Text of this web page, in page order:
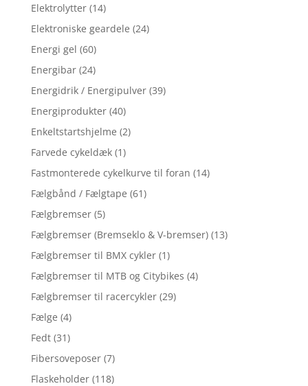
Elektrolytter (14)
Elektroniske geardele (24)
Energi gel (60)
Energibar (24)
Energidrik / Energipulver (39)
Energiprodukter (40)
Enkeltstartshjelme (2)
Farvede cykeldæk (1)
Fastmonterede cykelkurve til foran (14)
Fælgbånd / Fælgtape (61)
Fælgbremser (5)
Fælgbremser (Bremseklo & V-bremser) (13)
Fælgbremser til BMX cykler (1)
Fælgbremser til MTB og Citybikes (4)
Fælgbremser til racercykler (29)
Fælge (4)
Fedt (31)
Fibersoveposer (7)
Flaskeholder (118)